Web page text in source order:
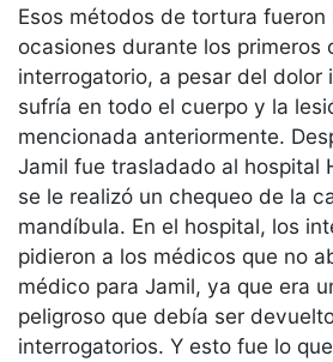
Esos métodos de tortura
ocasiones durante los primeros
interrogatorio, a pesar del dolor
sufría en todo el cuerpo y la
mencionada anteriormente.
Jamil fue trasladado al hospital
se le realizó un chequeo de la
mandíbula. En el hospital, los
pidieron a los médicos que no
médico para Jamil, ya que era
peligroso que debía ser
interrogatorios. Y esto fue lo